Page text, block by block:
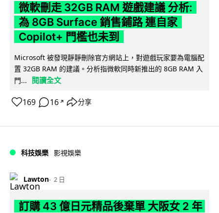
微軟刪走 32GB RAM 遊戲建議 分析:
為 8GB Surface 銷售鋪路 連自家
Copilot+ 門檻也未到
Microsoft 被發現靜靜刪除官方網站上，對遊戲玩家要為電腦配
置 32GB RAM 的建議。分析指微軟同時新推出的 8GB RAM 入
門...
閱讀全文
169 16 ↗ 分享
科技娛樂 影視娛樂
Lawton 2 日
訂購 43 億日元精品後棄單 大阪女 2 年